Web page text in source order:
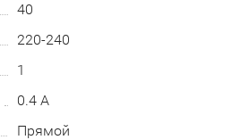
40
220-240
1
0.4 А
Прямой